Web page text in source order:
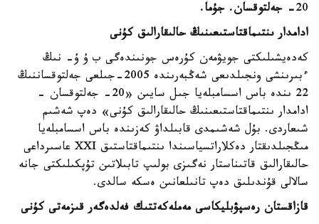
20- جەلتوقسان. جۇما.
ادامدار ىنتىماقتاستىعىنىڭ حالىقارالىق كۇنى
كەدەيشىلىكتى جويۋمەن كۇرەس جونىندەگى ب ۇ ۇ- نىڭ
ءبىرىنشى ونجىلدىعى شەڭبەرىندە 2005-جىلعى جەلتوقساننىڭ
22 ىندە باس اسسامبلەيا جىل سايىن «20- جەلتوقسان -
ادامدار ىنتىماقتاستىعىنىڭ حالىقارالىق كۇنى» دەپ شەشىم
شىعاردى. بۇل شەشىمدى قابىلداۋ كەزىندە باس اسسامبلەيا
مىڭجىلدىقتار دەكلاراتسياسىندا ىنتىماقتاستىق XXI عاسىرداعى
حالىقارالىق قاتىناستار نەگىزى بولىپ تابىلاتىن تۇپكىلىكتى جانە
سالالى قۇندىلىق دەپ تانىلعانىن ەسكە سالدى.
قازاقستان رەسپۋبليكاسى مەملەكەتتىك فەلدەگەر قىزمەتى كۇنى